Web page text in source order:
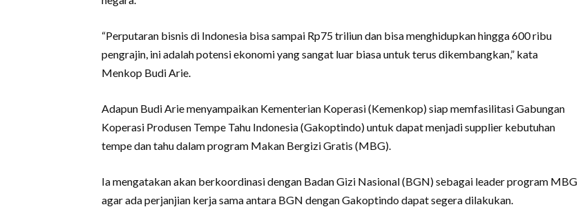
“Perputaran bisnis di Indonesia bisa sampai Rp75 triliun dan bisa menghidupkan hingga 600 ribu
pengrajin, ini adalah potensi ekonomi yang sangat luar biasa untuk terus dikembangkan,” kata
Menkop Budi Arie.
Adapun Budi Arie menyampaikan Kementerian Koperasi (Kemenkop) siap memfasilitasi Gabungan
Koperasi Produsen Tempe Tahu Indonesia (Gakoptindo) untuk dapat menjadi supplier kebutuhan
tempe dan tahu dalam program Makan Bergizi Gratis (MBG).
Ia mengatakan akan berkoordinasi dengan Badan Gizi Nasional (BGN) sebagai leader program MBG
agar ada perjanjian kerja sama antara BGN dengan Gakoptindo dapat segera dilakukan.